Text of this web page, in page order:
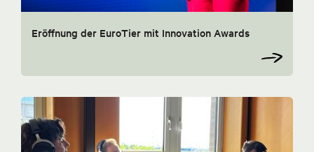
Eröffnung der EuroTier mit Innovation Awards